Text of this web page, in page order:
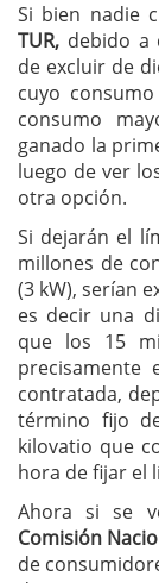
Si bien nadie
TUR, debido a
de excluir de
cuyo
consumo
ganado la
luego de ver
otra opción.
Si dejarán el
millones de
(3 kW), serían
es decir una
que los 15
contratada,
término fijo
kilovatio que
hora de fijar el
Ahora si se
Comisión
de